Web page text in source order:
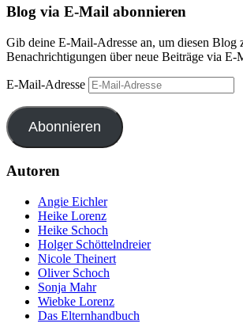
Blog via E-Mail abonnieren
Gib deine E-Mail-Adresse an, um diesen Blog
Benachrichtigungen über neue Beiträge via E-
E-Mail-Adresse
Abonnieren
Autoren
Angie Eichler
Heike Lorenz
Heike Schoch
Holger Schöttelndreier
Nicole Theinert
Oliver Schoch
Sonja Mahr
Wiebke Lorenz
Das Elternhandbuch